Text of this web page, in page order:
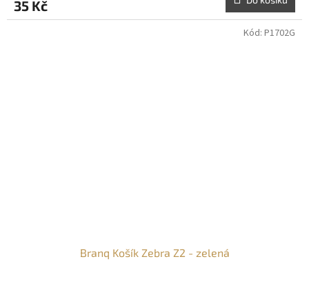
35 Kč
Branq Košík Zebra Z2 - zelená
Kód: P1702G